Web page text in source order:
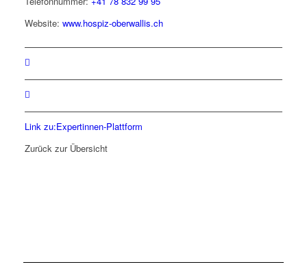
Website: www.hospiz-oberwallis.ch
Link zu:Expertinnen-Plattform
Zurück zur Übersicht